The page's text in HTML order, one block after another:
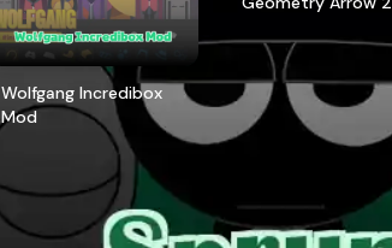
Wolfgang Incredibox
Mod